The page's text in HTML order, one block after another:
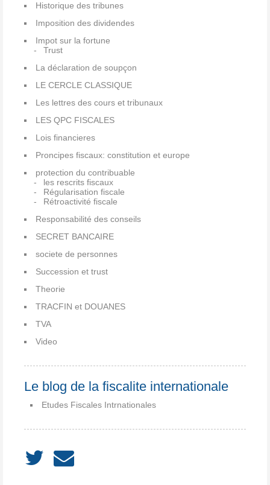
Historique des tribunes
Imposition des dividendes
Impot sur la fortune
Trust
La déclaration de soupçon
LE CERCLE CLASSIQUE
Les lettres des cours et tribunaux
LES QPC FISCALES
Lois financieres
Proncipes fiscaux: constitution et europe
protection du contribuable
les rescrits fiscaux
Régularisation fiscale
Rétroactivité fiscale
Responsabilité des conseils
SECRET BANCAIRE
societe de personnes
Succession et trust
Theorie
TRACFIN et DOUANES
TVA
Video
Le blog de la fiscalite internationale
Etudes Fiscales Intrnationales